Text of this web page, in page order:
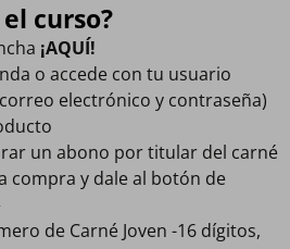
curso?
¡AQUÍ!
o accede con tu usuario
electrónico y contraseña)
un abono por titular del carné
compra y dale al botón de
de Carné Joven -16 dígitos,